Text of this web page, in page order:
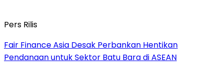
Pers Rilis
Fair Finance Asia Desak Perbankan Hentikan
Pendanaan untuk Sektor Batu Bara di ASEAN